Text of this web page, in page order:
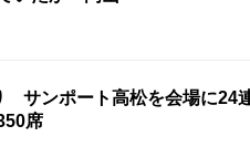
サンポート高松を会場に24
席